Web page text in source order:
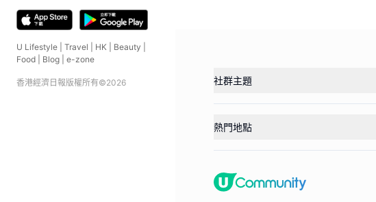
U Lifestyle Travel HK Beauty
Food
Blog e-zone
香港經濟日報版權所有©2026 社群主題
熱門地點